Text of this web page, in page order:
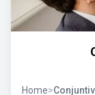
Home>